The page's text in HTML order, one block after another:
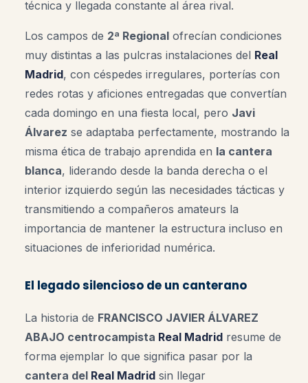
técnica y llegada constante al área rival.
Los campos de 2ª Regional ofrecían condiciones
muy distintas a las pulcras instalaciones del Real
Madrid, con céspedes irregulares, porterías con
redes rotas y aficiones entregadas que convertían
cada domingo en una fiesta local, pero Javi
Álvarez se adaptaba perfectamente, mostrando la
misma ética de trabajo aprendida en la cantera
blanca, liderando desde la banda derecha o el
interior izquierdo según las necesidades tácticas y
transmitiendo a compañeros amateurs la
importancia de mantener la estructura incluso en
situaciones de inferioridad numérica.
El legado silencioso de un canterano
La historia de FRANCISCO JAVIER ÁLVAREZ
ABAJO centrocampista Real Madrid resume de
forma ejemplar lo que significa pasar por la
cantera del Real Madrid sin llegar